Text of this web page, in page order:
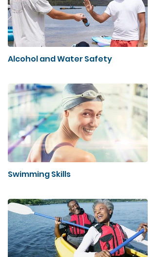
Alcohol and Water Safety
Swimming Skills